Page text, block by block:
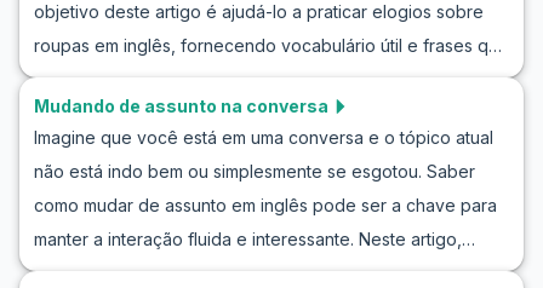
ganhará confiança para navegar em situações sociais
como recusar convite para festa em inglês. De roleplay de
objetivo deste artigo é ajudá-lo a praticar elogios sobre
roupas em inglês, fornecendo vocabulário útil e frases que
você pode usar em discussões sobre moda. Os elogios
não se referem apenas às roupas que alguém está
vestindo, mas também à expressão pessoal e ao estilo.
Vamos explorar diálogos de exemplo que simulam essas
conversas do dia a dia, para que você possa ganhar
confiança ao usar o inglês em situações reais. Pronto para
Mudando de assunto na conversa
Imagine que você está em uma conversa e o tópico atual
não está indo bem ou simplesmente se esgotou. Saber
como mudar de assunto em inglês pode ser a chave para
manter a interação fluida e interessante. Neste artigo,
vamos explorar dicas para trocar de assunto em inglês de